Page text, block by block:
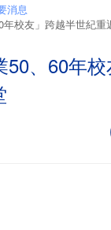
消息
年校友」跨越半世紀重
50、60年